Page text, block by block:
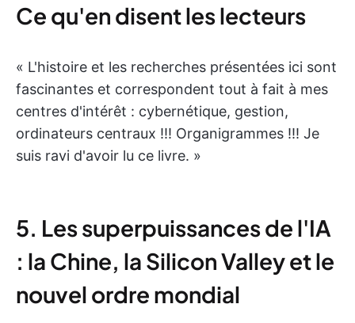
Ce qu'en disent les lecteurs
« L'histoire et les recherches présentées ici sont
fascinantes et correspondent tout à fait à mes
centres d'intérêt : cybernétique, gestion,
ordinateurs centraux !!! Organigrammes !!! Je
suis ravi d'avoir lu ce livre. »
5. Les superpuissances de l'IA
: la Chine, la Silicon Valley et le
nouvel ordre mondial